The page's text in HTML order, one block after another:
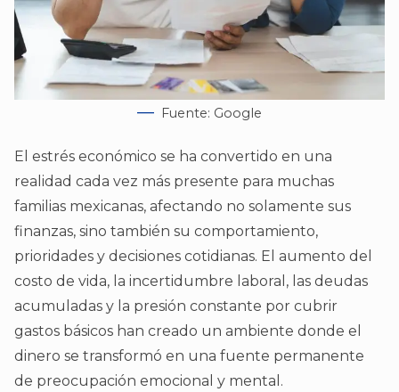
Fuente: Google
El estrés económico se ha convertido en una
realidad cada vez más presente para muchas
familias mexicanas, afectando no solamente sus
finanzas, sino también su comportamiento,
prioridades y decisiones cotidianas. El aumento del
costo de vida, la incertidumbre laboral, las deudas
acumuladas y la presión constante por cubrir
gastos básicos han creado un ambiente donde el
dinero se transformó en una fuente permanente
de preocupación emocional y mental.